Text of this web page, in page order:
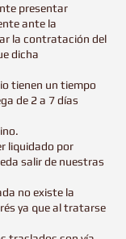
presentar
ante la
la contratación del
dicha
tienen un tiempo
de 2 a 7 días
liquidado por
salir de nuestras
no existe la
ya que al tratarse